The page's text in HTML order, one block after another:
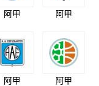
阿甲 阿甲
阿甲 阿甲